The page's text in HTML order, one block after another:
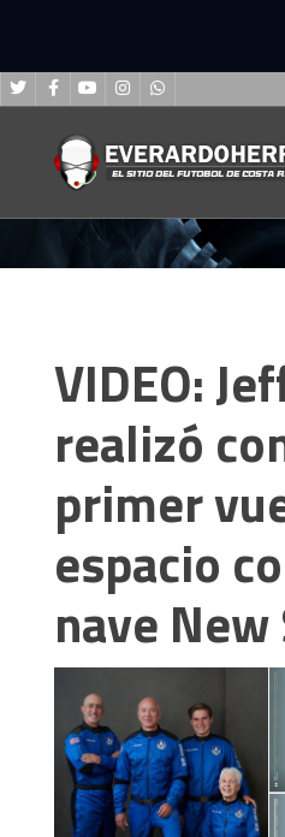
VIDEO:
realizó
primer
espacio
nave